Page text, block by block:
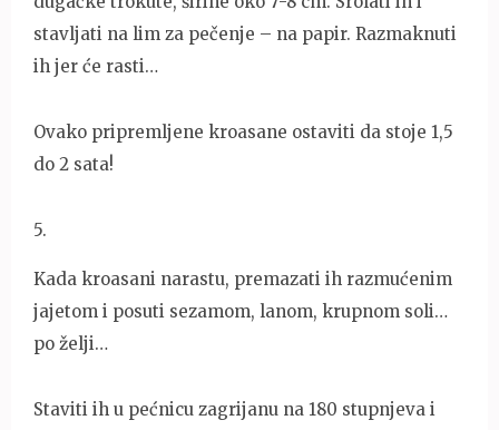
stavljati na lim za pečenje – na papir. Razmaknuti
ih jer će rasti…
Ovako pripremljene kroasane ostaviti da stoje 1,5
do 2 sata!
5.
Kada kroasani narastu, premazati ih razmućenim
jajetom i posuti sezamom, lanom, krupnom soli…
po želji…
Staviti ih u pećnicu zagrijanu na 180 stupnjeva i